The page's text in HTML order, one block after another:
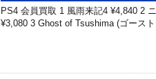
PS4 会員買取 1 風雨来記4 ¥4,840 2
¥3,080 3 Ghost of Tsushima (ゴース